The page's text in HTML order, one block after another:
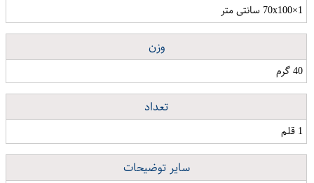
70x100×1 سانتی متر
وزن
40 گرم
تعداد
1 قلم
سایر توضیحات